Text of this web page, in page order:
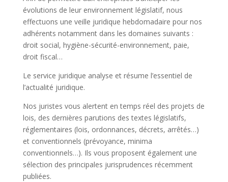
évolutions de leur environnement législatif, nous
effectuons une veille juridique hebdomadaire pour nos
adhérents notamment dans les domaines suivants :
droit social, hygiène-sécurité-environnement, paie,
droit fiscal…
Le service juridique analyse et résume l’essentiel de
l’actualité juridique.
Nos juristes vous alertent en temps réel des projets de
lois, des dernières parutions des textes législatifs,
réglementaires (lois, ordonnances, décrets, arrêtés…)
et conventionnels (prévoyance, minima
conventionnels…). Ils vous proposent également une
sélection des principales jurisprudences récemment
publiées.